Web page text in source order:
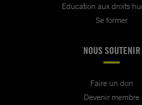
Education aux droits
Se former
NOUS SOUTENIR
Faire un don
Devenir membre